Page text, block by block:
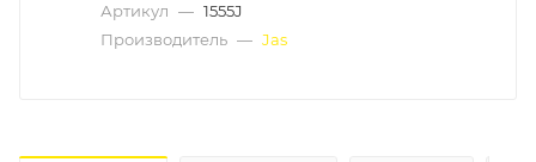
Артикул — 1555J
Производитель — Jas